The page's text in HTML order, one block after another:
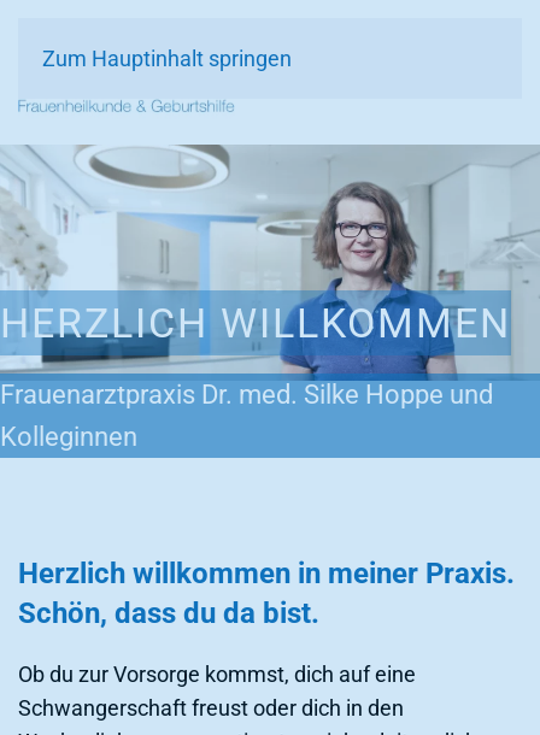
Zum Hauptinhalt springen
HERZLICH WILLKOMMEN
Frauenarztpraxis Dr. med. Silke Hoppe und
Kolleginnen
Herzlich willkommen in meiner Praxis.
Schön, dass du da bist.
Ob du zur Vorsorge kommst, dich auf eine
Schwangerschaft freust oder dich in den